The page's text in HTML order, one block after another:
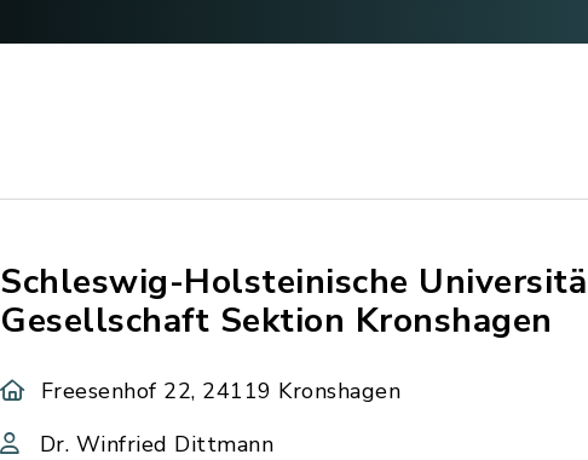
Schleswig-Holsteinische
Gesellschaft Sektion Kronshagen
Freesenhof 22, 24119 Kronshagen
Dr. Winfried Dittmann